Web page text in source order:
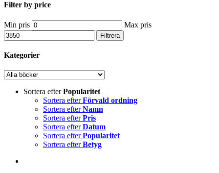
Filter by price
Min pris Max pris
Filtrera
Kategorier
Sortera efterPopularitet
Sortera efterFörvald ordning
Sortera efterNamn
Sortera efterPris
Sortera efterDatum
Sortera efterPopularitet
Sortera efterBetyg